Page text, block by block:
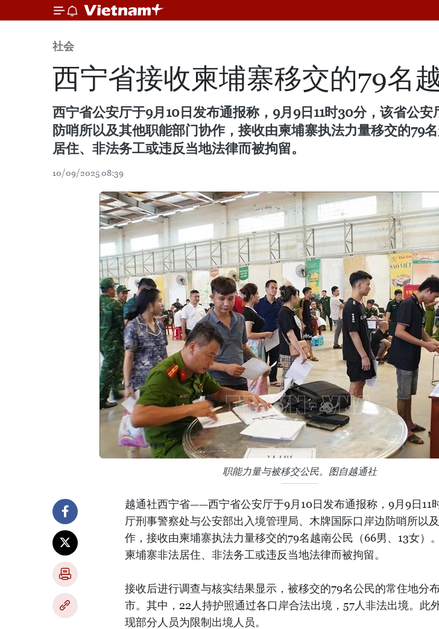
社会
西宁省接收柬埔寨移交的79名
西宁省公安厅于9月10日发布通报称，9月9日11时30分，该省公
防哨所以及其他职能部门协作，接收由柬埔寨执法力量移交的79
居住、非法务工或违反当地法律而被拘留。
10/09/2025 08:39
职能力量与被移交公民。图自越通社
越通社西宁省——西宁省公安厅于9月10日发布通报称，9月9日11
厅刑事警察处与公安部出入境管理局、木牌国际口岸边防哨所以
作，接收由柬埔寨执法力量移交的79名越南公民（66男、13女）
柬埔寨非法居住、非法务工或违反当地法律而被拘留。
接收后进行调查与核实结果显示，被移交的79名公民的常住地分
市。其中，22人持护照通过各口岸合法出境，57人非法出境。此
现部分人员为限制出境人员。